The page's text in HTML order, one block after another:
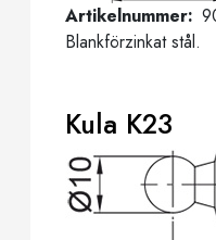
Artikelnummer
Blankförzinkat stål.
Kula K23